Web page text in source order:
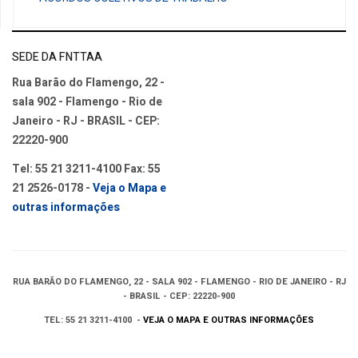
SEDE DA FNTTAA
Rua Barão do Flamengo, 22 -
sala 902 - Flamengo - Rio de
Janeiro - RJ - BRASIL - CEP:
22220-900
Tel: 55 21 3211-4100 Fax: 55
21 2526-0178 -Veja o Mapa e
outras informações
RUA BARÃO DO FLAMENGO, 22 - SALA 902 - FLAMENGO - RIO DE JANEIRO - RJ
- BRASIL - CEP: 22220-900
TEL: 55 21 3211-4100 - VEJA O MAPA E OUTRAS INFORMAÇÕES